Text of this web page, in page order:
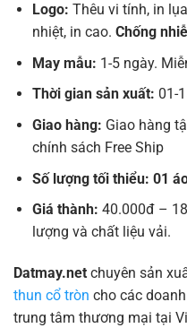
Logo: Thêu vi tính, in
nhiệt, in cao. Chống
May mẫu: 1-5 ngày.
Thời gian sản xuất: 01-
Giao hàng: Giao hàng
chính sách Free Ship
Số lượng tối thiểu: 01
Giá thành: 40.000đ –
lượng và chất liệu vải.
Datmay.net chuyên sản
thun cổ tròn cho các
trung tâm thương mại tại